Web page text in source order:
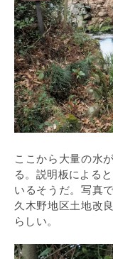
ここから大量の水
る。説明板による
いるそうだ。写真
久木野地区土地改
らしい。